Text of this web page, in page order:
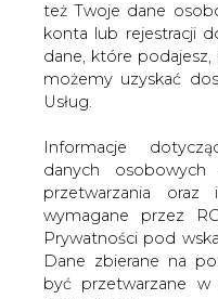
też Twoje dane
konta lub rejestracji
dane, które
możemy uzyskać
Usług.
Informacje
danych
przetwarzania oraz
wymagane przez
Prywatności pod
Dane zbierane na
być przetwarzane w
Strona główna
elektryczne szansą dla
2018-09-10 00:00